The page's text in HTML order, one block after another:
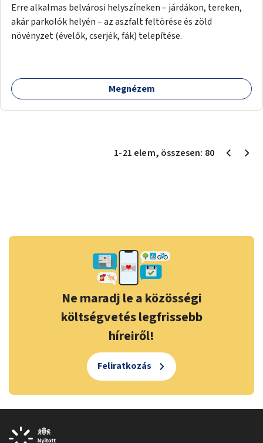
Erre alkalmas belvárosi helyszíneken – járdákon, tereken,
akár parkolók helyén – az aszfalt feltörése és zöld
növényzet (évelők, cserjék, fák) telepítése.
Megnézem
1-21 elem, összesen: 80
Ne maradj le a közösségi
költségvetés legfrissebb
híreiről!
Feliratkozás